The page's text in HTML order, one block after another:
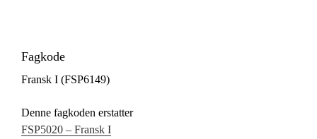
Fagkode
Fransk I (FSP6149)
Denne fagkoden erstatter
FSP5020 – Fransk I